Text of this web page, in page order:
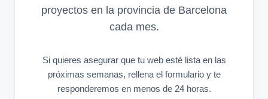
proyectos en la provincia de Barcelona
cada mes.
Si quieres asegurar que tu web esté lista en las
próximas semanas, rellena el formulario y te
responderemos en menos de 24 horas.